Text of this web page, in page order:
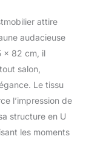
attire
audacieuse
x 82 cm, il
salon,
Le tissu
l’impression de
structure en U
les moments